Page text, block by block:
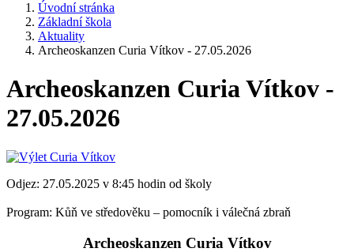
Úvodní stránka
Základní škola
Aktuality
Archeoskanzen Curia Vítkov - 27.05.2026
Archeoskanzen Curia Vítkov -
27.05.2026
Odjez: 27.05.2025 v 8:45 hodin od školy
Program: Kůň ve středověku – pomocník i válečná zbraň
Archeoskanzen Curia Vítkov